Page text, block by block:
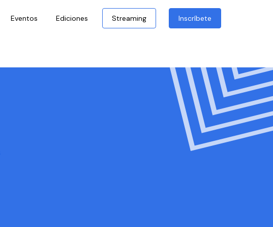
Eventos Ediciones Streaming Inscríbete